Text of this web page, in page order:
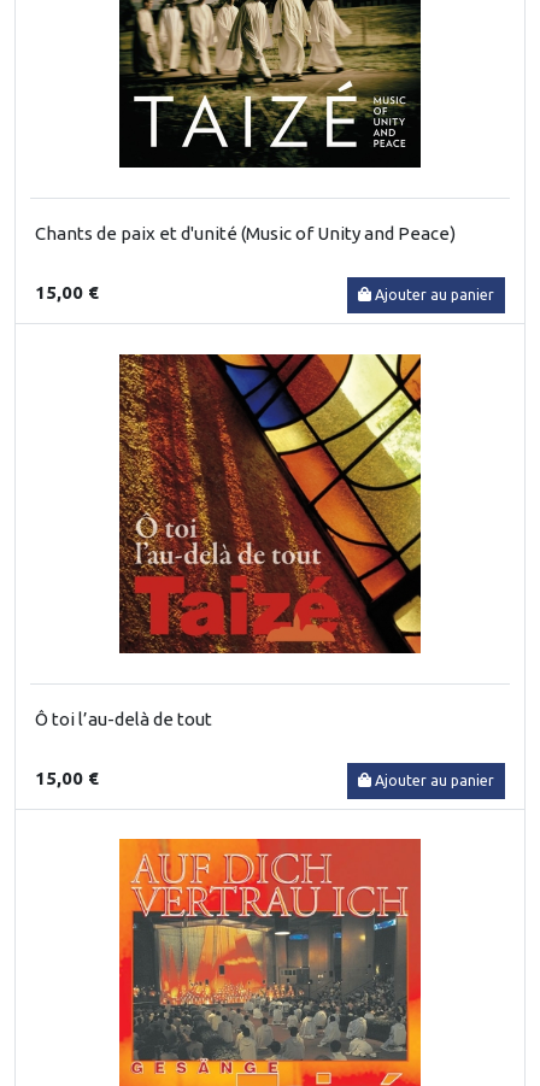
Chants de paix et d'unité (Music of Unity and Peace)
15,00 € Ajouter au panier
Ô toi l’au-delà de tout
15,00 € Ajouter au panier